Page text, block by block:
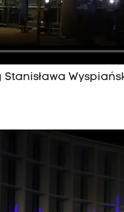
Stanisława